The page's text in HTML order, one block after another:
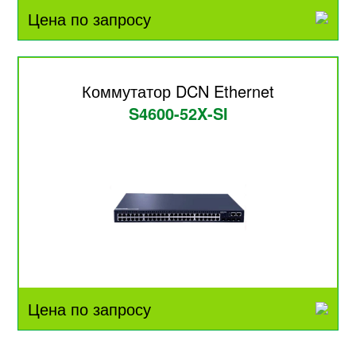
Цена по запросу
Коммутатор DCN Ethernet
S4600-52X-SI
Цена по запросу